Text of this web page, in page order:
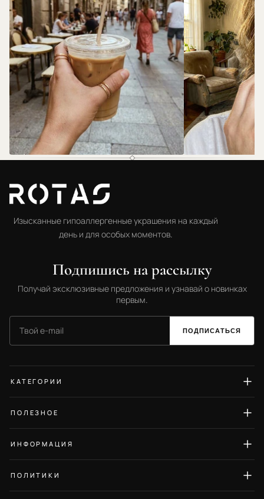
Изысканные гипоаллергенные украшения на каждый
день и для особых моментов.
Подпишись на рассылку
Получай эксклюзивные предложения и узнавай о новинках
первым.
ПОДПИСАТЬСЯ
КАТЕГОРИИ
Колье
Браслеты
Кулоны
ПОЛЕЗНОЕ
Блог
Отзывы
ИНФОРМАЦИЯ
ПОЛИТИКИ